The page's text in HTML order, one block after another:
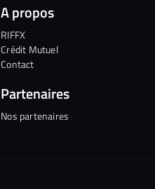
A propos
RIFFX
Crédit Mutuel
Contact
Partenaires
Nos partenaires